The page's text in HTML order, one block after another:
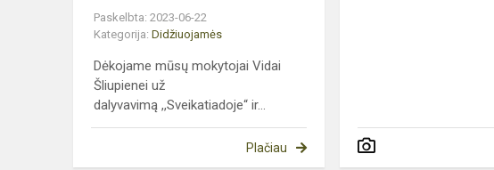
Paskelbta: 2023-06-22
Kategorija: Didžiuojamės
Dėkojame mūsų mokytojai Vidai
Šliupienei už
dalyvavimą ,,Sveikatiadoje“ ir...
Plačiau